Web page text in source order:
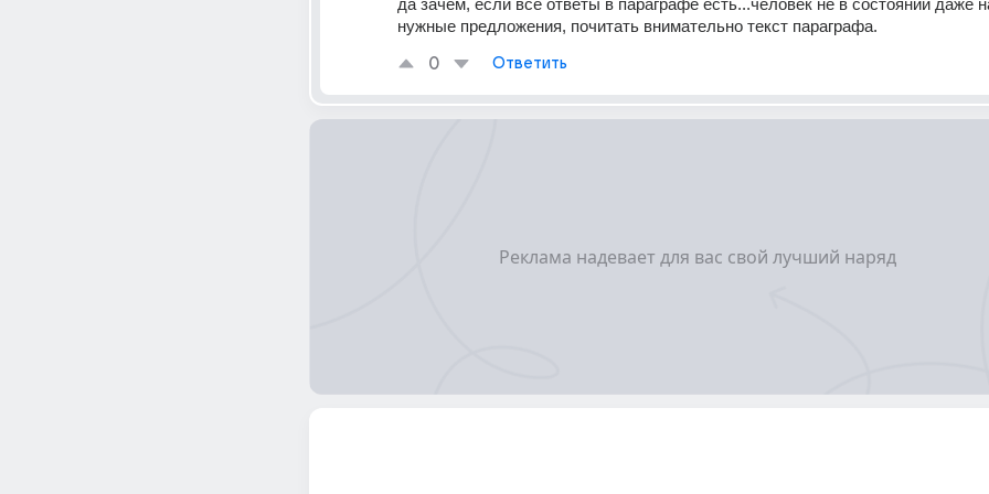
да зачем, если все ответы в параграфе есть...человек не в состоянии даже
нужные предложения, почитать внимательно текст параграфа.
0 Ответить